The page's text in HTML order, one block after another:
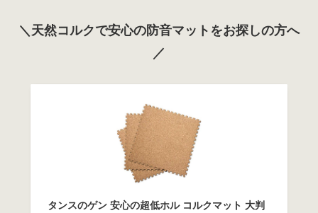
＼天然コルクで安心の防音マットをお探しの方へ
／
タンスのゲン 安心の超低ホル コルクマット 大判